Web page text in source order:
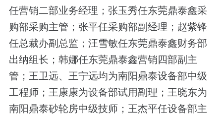
任营销二部业务经理；张玉秀任东莞鼎泰鑫采
购部采购主管；张平任采购部副经理；赵紫锋
任总裁办副总监；汪雪敏任东莞鼎泰鑫财务部
出纳组长；韩娜任东莞鼎泰鑫营销四部副主
管；王卫远、王宁远均为南阳鼎泰设备部中级
工程师；王康康为设备部试用副理；王晓东为
南阳鼎泰砂轮房中级技师；王杰平任设备部主